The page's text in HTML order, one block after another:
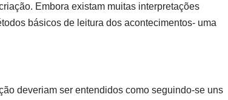
Embora existam muitas interpretações
básicos de leitura dos acontecimentos- uma
deveriam ser entendidos como seguindo-se uns